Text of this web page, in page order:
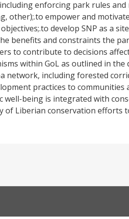
enforcing park rules
other);.to empower and
develop SNP as a
benefits and constraints the
to contribute to decisions
within GoL as outlined in
network, including forested
practices to communities
being is integrated with
of Liberian conservation efforts